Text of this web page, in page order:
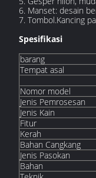
6. Manset: desain
7. Tombol.Kancing
Spesifikasi
barang
Tempat asal
Nomor model
Jenis Pemrosesan
Jenis Kain
Fitur
Kerah
Bahan Cangkang
Jenis Pasokan
Bahan